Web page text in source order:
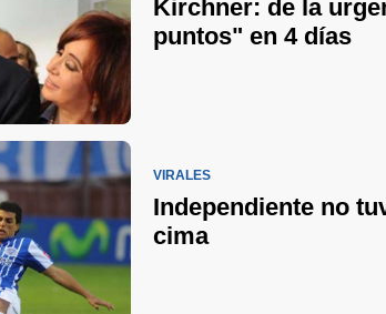
Kirchner: de la
puntos" en 4 días
VIRALES
Independiente no
cima